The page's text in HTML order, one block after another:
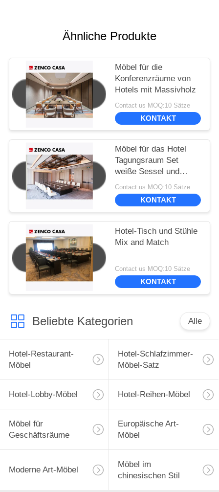
Ähnliche Produkte
Möbel für die
Konferenzräume von
Hotels mit Massivholz
Contact us MOQ:10 Sätze
KONTAKT
Möbel für das Hotel
Tagungsraum Set
weiße Sessel und
großer Konferenztisch
Contact us MOQ:10 Sätze
KONTAKT
Hotel-Tisch und Stühle
Mix and Match
Contact us MOQ:10 Sätze
KONTAKT
Beliebte Kategorien Alle
Hotel-Restaurant-
Möbel
Hotel-Schlafzimmer-
Möbel-Satz
Hotel-Lobby-Möbel Hotel-Reihen-Möbel
Möbel für
Geschäftsräume
Europäische Art-
Möbel
Moderne Art-Möbel
Möbel im
chinesischen Stil